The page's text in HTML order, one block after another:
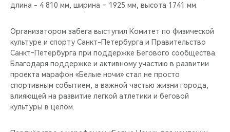
длина - 4 810 мм, ширина – 1925 мм, высота 1741 мм.
Организатором забега выступил Комитет по физической
культуре и спорту Санкт-Петербурга и Правительство
Санкт‑Петербурга при поддержке Бегового сообщества.
Благодаря поддержке и активному участию в развитии
проекта марафон «Белые ночи» стал не просто
спортивным событием, а важной частью жизни города,
влияющей на развитие легкой атлетики и беговой
культуры в целом.